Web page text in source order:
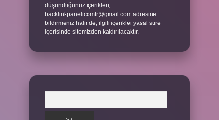
düşündüğünüz içerikleri,
backlinkpanelicomtr@gmail.com adresine
bildirmeniz halinde, ilgili içerikler yasal süre
içerisinde sitemizden kaldırılacaktır.